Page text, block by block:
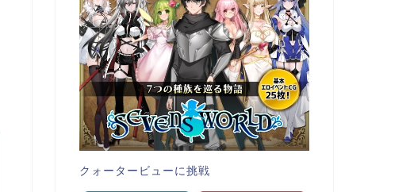
クォータービューに挑戦